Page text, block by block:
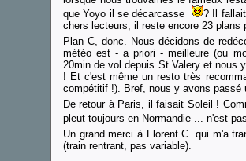
que Yoyo il se décarcasse
? Il
chers lecteurs, il reste encore 23 plans
Plan C, donc. Nous décidons de
météo est - a priori - meilleure (ou
20min de vol depuis St Valery et nous
! Et c'est même un resto très
compétitif !). Bref, nous y avons passé
De retour à Paris, il faisait Soleil !
pleut toujours en Normandie ... n'est
Un grand merci à Florent C. qui m'a
(train rentrant, pas variable).